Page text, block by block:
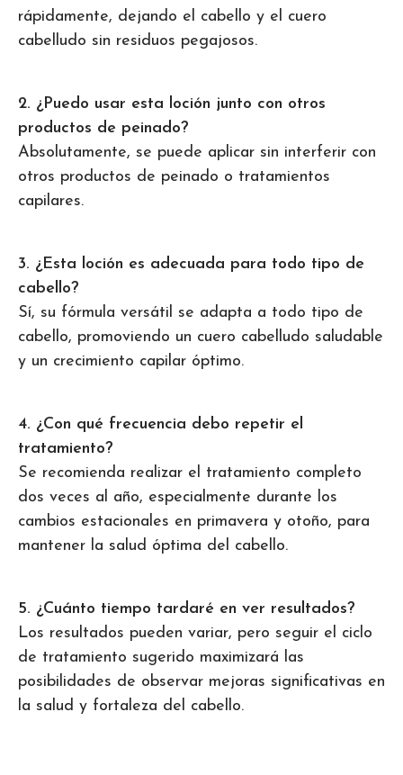
rápidamente, dejando el cabello y el cuero
cabelludo sin residuos pegajosos.
2. ¿Puedo usar esta loción junto con otros
productos de peinado?
Absolutamente, se puede aplicar sin interferir con
otros productos de peinado o tratamientos
capilares.
3. ¿Esta loción es adecuada para todo tipo de
cabello?
Sí, su fórmula versátil se adapta a todo tipo de
cabello, promoviendo un cuero cabelludo saludable
y un crecimiento capilar óptimo.
4. ¿Con qué frecuencia debo repetir el
tratamiento?
Se recomienda realizar el tratamiento completo
dos veces al año, especialmente durante los
cambios estacionales en primavera y otoño, para
mantener la salud óptima del cabello.
5. ¿Cuánto tiempo tardaré en ver resultados?
Los resultados pueden variar, pero seguir el ciclo
de tratamiento sugerido maximizará las
posibilidades de observar mejoras significativas en
la salud y fortaleza del cabello.